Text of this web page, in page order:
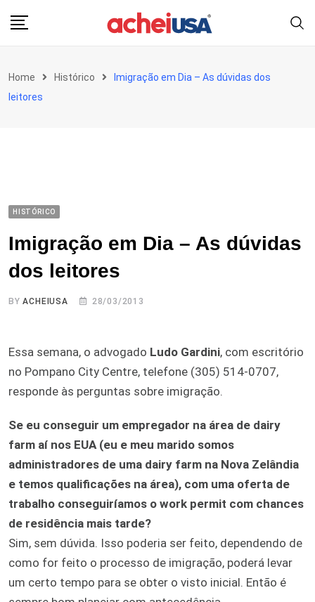
Home Histórico
Imigração em Dia – As dúvidas dos
leitores
HISTÓRICO
Imigração em Dia – As dúvidas
dos leitores
BYACHEIUSA 28/03/2013
Essa semana, o advogado Ludo Gardini, com escritório
no Pompano City Centre, telefone (305) 514-0707,
responde às perguntas sobre imigração.
Se eu conseguir um empregador na área de dairy
farm aí nos EUA (eu e meu marido somos
administradores de uma dairy farm na Nova Zelândia
e temos qualificações na área), com uma oferta de
trabalho conseguiríamos o work permit com chances
de residência mais tarde?
Sim, sem dúvida. Isso poderia ser feito, dependendo de
como for feito o processo de imigração, poderá levar
um certo tempo para se obter o visto inicial. Então é